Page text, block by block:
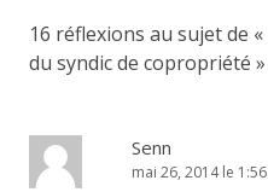
16 réflexions au sujet de «
du syndic de copropriété »
Senn
mai 26, 2014 le 1:56